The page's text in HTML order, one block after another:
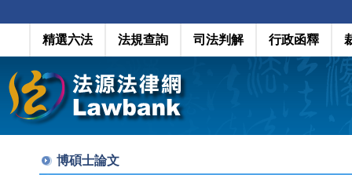
精選六法 法規查詢 司法判解 行政函釋
博碩士論文